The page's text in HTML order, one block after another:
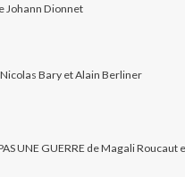
Johann Dionnet
Bary et Alain Berliner
UNE GUERRE de Magali Roucaut